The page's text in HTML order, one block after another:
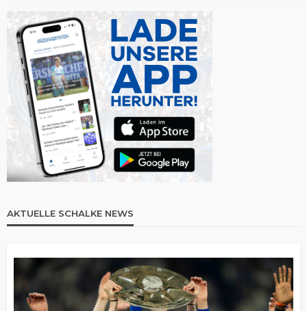
AKTUELLE SCHALKE NEWS